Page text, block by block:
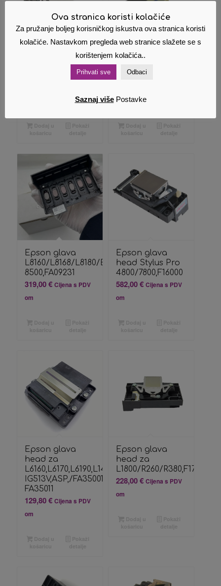
Epson glava TM-
C3500,F189000
Epson glava
M2140/FA43001/FA43011
om
Epson glava
L8160/L8168/L8180/ET-
8500,FA09231
319,00€ Cijena s PDV
om
Epson glava
head Stylus Pro
4800/7800,F16000
582,00€ Cijena s PDV
om
Epson glava
head za
L6160,L6170,L6190,L14150
IG513V,ASP,/FA35001/
FA35011
129,80€ Cijena s PDV
om
Epson glava
head za
L1800/R260/R380,F173090
228,00€ Cijena s PDV
om
Ova stranica koristi kolačiće
Za pružanje boljeg korisničkog iskustva ova stranica koristi
kolačiće. Nastavkom pregleda web stranice slažete se s
korištenjem kolačića..
Prihvati sve Odbaci
Saznaj više Postavke